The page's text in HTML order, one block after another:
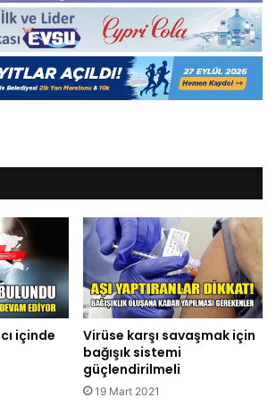
içinde
Virüse karşı savaşmak için
bağışık sistemi
güçlendirilmeli
19 Mart 2021